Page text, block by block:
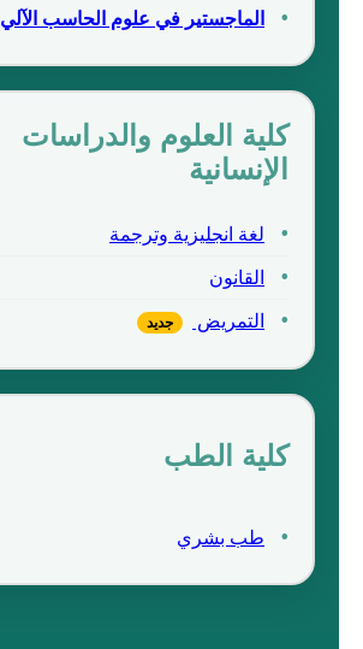
الماجستير في علوم الحاسب الآلي
كلية العلوم والدراسات
الإنسانية
لغة انجليزية وترجمة
القانون
التمريض جديد
كلية الطب
طب بشري